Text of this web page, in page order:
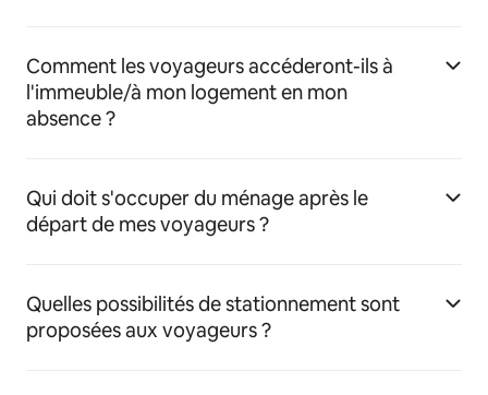
Comment les voyageurs accéderont-ils à
l'immeuble/à mon logement en mon
absence ?
Qui doit s'occuper du ménage après le
départ de mes voyageurs ?
Quelles possibilités de stationnement sont
proposées aux voyageurs ?